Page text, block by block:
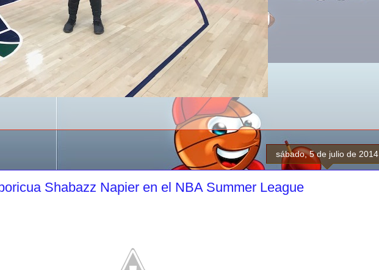
sábado, 5 de julio de 2014
Shabazz Napier en el NBA Summer League